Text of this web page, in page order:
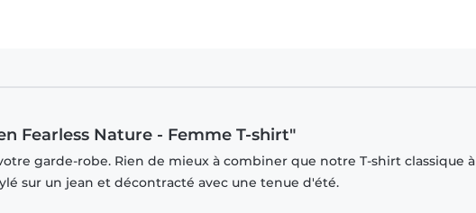
Fearless Nature - Femme T-shirt"
garde-robe. Rien de mieux à combiner que notre T-shirt classique à
sur un jean et décontracté avec une tenue d'été.